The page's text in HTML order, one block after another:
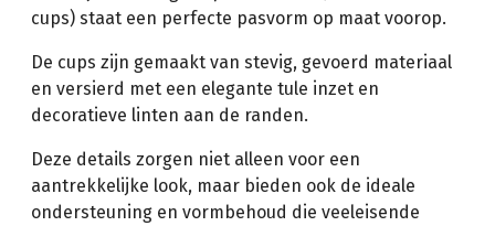
cups) staat een perfecte pasvorm op maat voorop.
De cups zijn gemaakt van stevig, gevoerd materiaal
en versierd met een elegante tule inzet en
decoratieve linten aan de randen.
Deze details zorgen niet alleen voor een
aantrekkelijke look, maar bieden ook de ideale
ondersteuning en vormbehoud die veeleisende